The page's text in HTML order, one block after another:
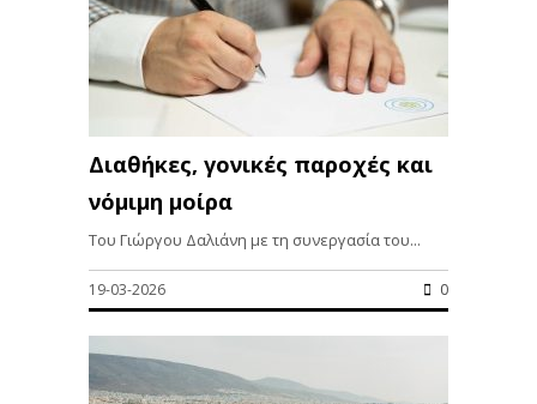
Διαθήκες, γονικές παροχές και
νόμιμη μοίρα
Του Γιώργου Δαλιάνη με τη συνεργασία του...
19-03-2026 0